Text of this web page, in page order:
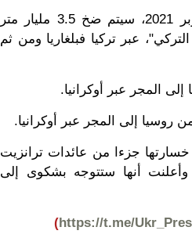
بموجب الاتفاقية، التي دخلت حيز التنفيذ في 1 أكتوبر 2021، سيتم ضخ 3.5 مليار متر
عبر تركيا فبلغاريا ومن ثم
المجر عبر أوكرانيا.
إلى المجر عبر أوكرانيا.
خسارتها جزءا من عائدات ترانزيت
أنها ستتوجه بشكوى إلى
https://t.me/
)